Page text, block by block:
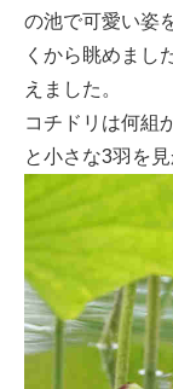
の池で可愛い姿
くから眺めまし
えました。
コチドリは何組
と小さな3羽を見